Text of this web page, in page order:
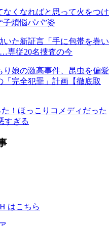
なくなればと思って火をつけ
子煩悩パパ”姿
た新証言「手に包帯を巻い
専従20名捜査の今
娘の激高事件、昆虫を偏愛
完全犯罪」計画【徹底取
た！ほっこりコメディだった
すぎる